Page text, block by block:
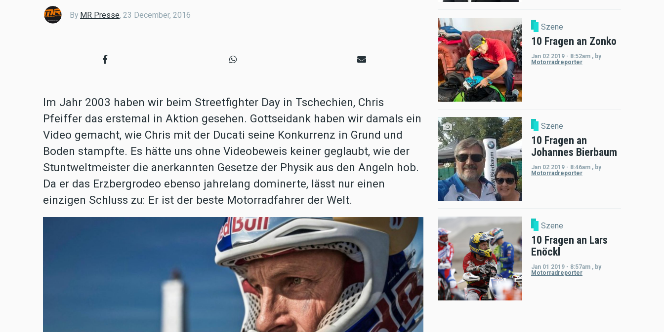
By MR Presse, 23 December, 2016
Im Jahr 2003 haben wir beim Streetfighter Day in Tschechien, Chris
Pfeiffer das erstemal in Aktion gesehen. Gottseidank haben wir damals ein
Video gemacht, wie Chris mit der Ducati seine Konkurrenz in Grund und
Boden stampfte. Es hätte uns ohne Videobeweis keiner geglaubt, wie der
Stuntweltmeister die anerkannten Gesetze der Physik aus den Angeln hob.
Da er das Erzbergrodeo ebenso jahrelang dominerte, lässt nur einen
einzigen Schluss zu: Er ist der beste Motorradfahrer der Welt.
Szene
10 Fragen an Zonko
Jan 02 2019 - 8:52am , by
Motorradreporter
Szene
10 Fragen an
Johannes Bierbaum
Jan 02 2019 - 8:46am , by
Motorradreporter
Szene
10 Fragen an Lars
Enöckl
Jan 01 2019 - 8:57am , by
Motorradreporter